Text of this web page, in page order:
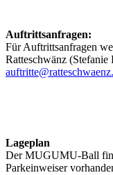
Auftrittsanfragen:
Für Auftrittsanfragen
Ratteschwänz (Stefanie
Lageplan
Der MUGUMU-Ball
Parkeinweiser